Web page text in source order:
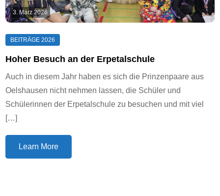
3. März 2026
Hoher Besuch an der Erpetalschule
Auch in diesem Jahr haben es sich die Prinzenpaare aus
Oelshausen nicht nehmen lassen, die Schüler und
Schülerinnen der Erpetalschule zu besuchen und mit viel
[…]
Learn More